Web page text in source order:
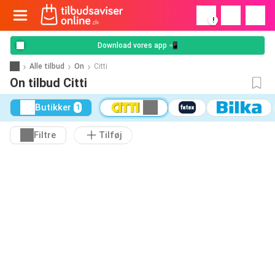
!
Download vores app 📲
Alle tilbud On Citti
On tilbud Citti
Butikker 1
Filtre Tilføj